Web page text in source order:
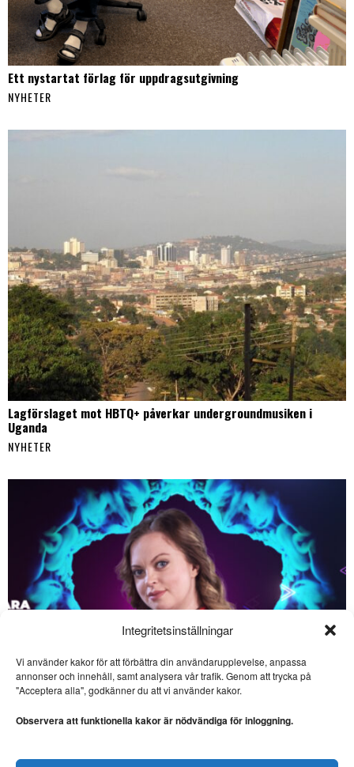
Integritetsinställningar
Vi använder kakor för att förbättra din användarupplevelse, anpassa
annonser och innehåll, samt analysera vår trafik. Genom att trycka på
"Acceptera alla", godkänner du att vi använder kakor.
Observera att funktionella kakor är nödvändiga för inloggning.
Ett nystartat förlag för uppdragsutgivning
NYHETER
Lagförslaget mot HBTQ+ påverkar undergroundmusiken i
Uganda
NYHETER
Saara Hermansson vill lyfta fram samisk kultur
SE ÄVEN
sällan skådat slag
utställning med regissören